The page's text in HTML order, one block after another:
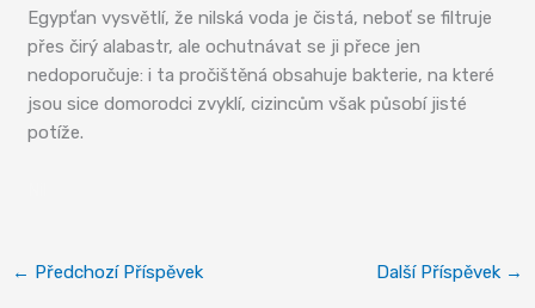
Egypťan vysvětlí, že nilská voda je čistá, neboť se filtruje
přes čirý alabastr, ale ochutnávat se ji přece jen
nedoporučuje: i ta pročištěná obsahuje bakterie, na které
jsou sice domorodci zvyklí, cizincům však působí jisté
potíže.
← Předchozí Příspěvek Další Příspěvek →